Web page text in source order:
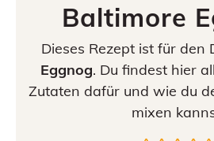
Baltimore
Dieses Rezept ist für den
Eggnog. Du findest hier
Zutaten dafür und wie du
mixen